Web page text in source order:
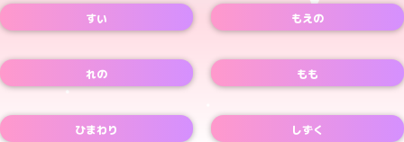
すい
もえの
れの
もも
ひまわり
しずく